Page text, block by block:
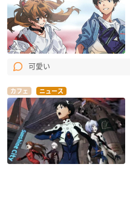
可愛い
カフェ ニュース